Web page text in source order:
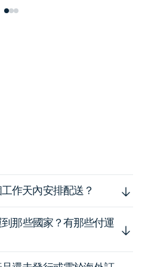
作天內安排配送？
那些國家？有那些付運